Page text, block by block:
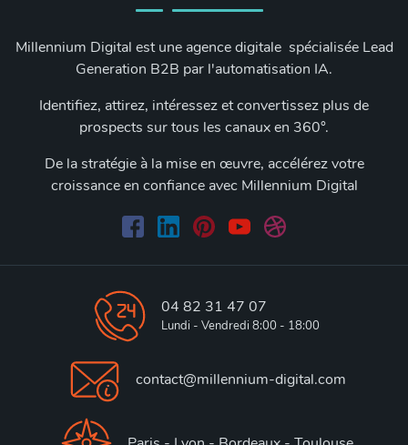
Millennium Digital est une agence digitale spécialisée Lead
Generation B2B par l'automatisation IA.
Identifiez, attirez, intéressez et convertissez plus de
prospects sur tous les canaux en 360°.
De la stratégie à la mise en œuvre, accélérez votre
croissance en confiance avec Millennium Digital
04 82 31 47 07
Lundi - Vendredi 8:00 - 18:00
contact@millennium-digital.com